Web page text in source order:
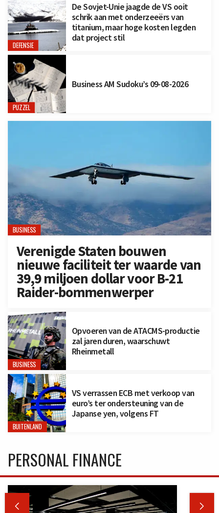
DEFENSIE
De Sovjet-Unie jaagde de VS ooit
schrik aan met onderzeeërs van
titanium, maar hoge kosten legden
dat project stil
PUZZEL
Business AM Sudoku’s 09-08-2026
BUSINESS
Verenigde Staten bouwen
nieuwe faciliteit ter waarde van
39,9 miljoen dollar voor B-21
Raider-bommenwerper
BUSINESS
Opvoeren van de ATACMS-productie
zal jaren duren, waarschuwt
Rheinmetall
BUITENLAND
VS verrassen ECB met verkoop van
euro’s ter ondersteuning van de
Japanse yen, volgens FT
PERSONAL FINANCE
 